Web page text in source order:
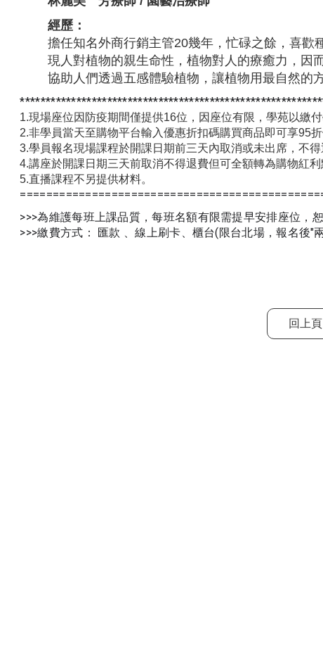
經歷：
擔任知名外商行銷主管20幾年，忙碌之餘，喜
現人對植物的親生命性，植物對人的療癒力，因
協助人們透過五感體驗植物，讓植物用最自然的
1.現場座位因防疫期間僅提供16位，因座位有限，學苑以繳
2.非學員當天至購物平台輸入優惠折扣碼購買商品即可享95
3.學員報名現場課程於開課日期前三天內取消或未出席，不得
4.講座於開課日期三天前取消不得退費但可全額轉為購物紅利
5.直播課程不另提供材料。
>>>為維護每班上課品質，每班名額有限需提早安排座位，
>>>繳費方式： 匯款 、線上刷卡、櫃台(限台北場，報名後"
回上頁